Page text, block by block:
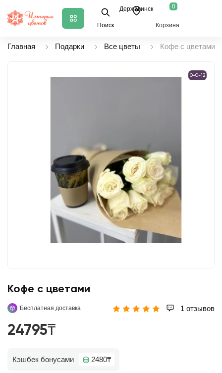
Поиск
Державинск 0
Корзина
Главная Подарки Все цветы Кофе с цветами
0-0-12
Кофе с цветами
Бесплатная доставка 1 отзывов
24795₸
Кэшбек бонусами 2480₸